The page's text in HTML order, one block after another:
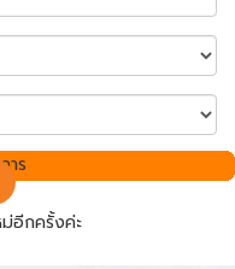
อีกครั้งค่ะ
าร